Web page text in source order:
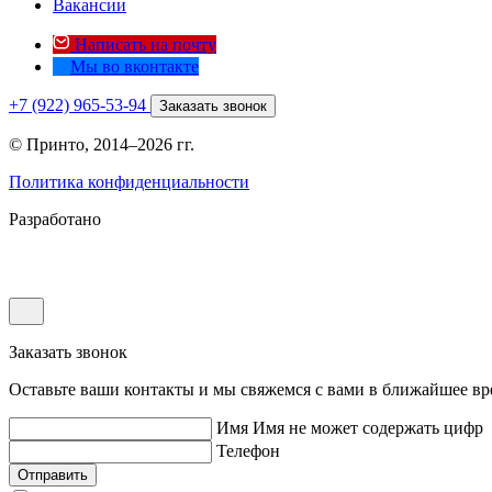
Вакансии
Написать на почту
Мы во вконтакте
+7 (922) 965-53-94 Заказать звонок
© Принто, 2014–2026 гг.
Политика конфиденциальности
Разработано
Заказать звонок
Оставьте ваши контакты и мы свяжемся с вами в ближайшее
Имя Имя не может содержать цифр
Телефон
Отправить